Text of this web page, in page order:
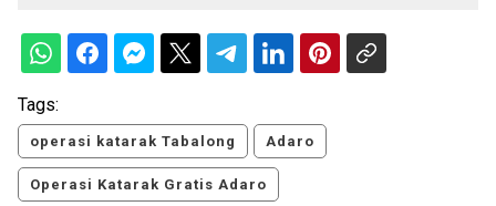
Tags:
operasi katarak Tabalong Adaro
Operasi Katarak Gratis Adaro